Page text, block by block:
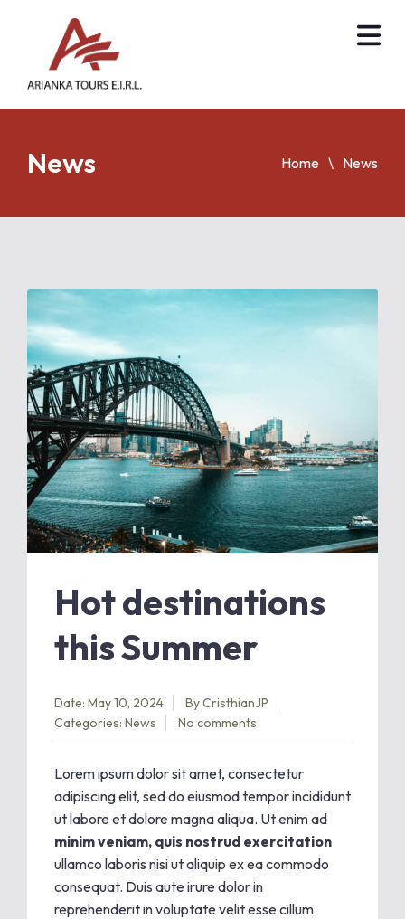
News Home News
Hot destinations
this Summer
Date: May 10, 2024 ByCristhianJP
Categories: News No comments
Lorem ipsum dolor sit amet, consectetur
adipiscing elit, sed do eiusmod tempor incididunt
ut labore et dolore magna aliqua. Ut enim ad
minim veniam, quis nostrud exercitation
ullamco laboris nisi ut aliquip ex ea commodo
consequat. Duis aute irure dolor in
reprehenderit in voluptate velit esse cillum